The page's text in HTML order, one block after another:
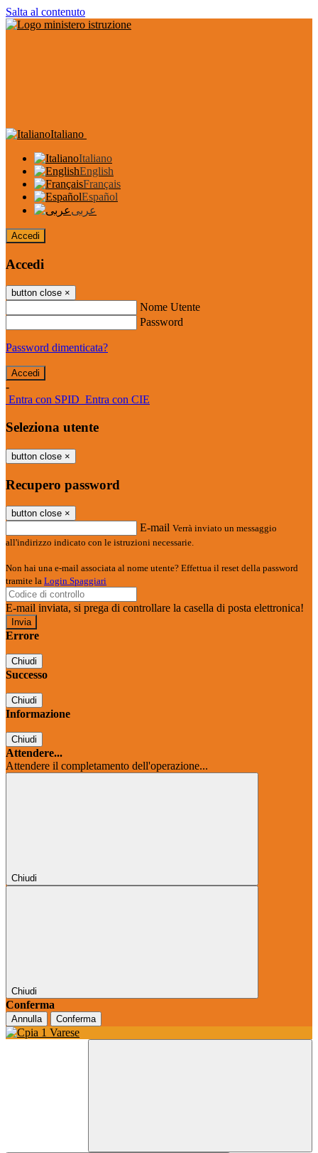
Salta al contenuto
Italiano
Italiano
English
Français
Español
عربى
Accedi
Accedi
button close ×
Nome Utente
Password
Password dimenticata?
-
Entra con SPID Entra con CIE
Seleziona utente
button close ×
Recupero password
button close ×
E-mail Verrà inviato un messaggio
all'indirizzo indicato con le istruzioni necessarie.
Non hai una e-mail associata al nome utente? Effettua il reset della password
tramite la Login Spaggiari
E-mail inviata, si prega di controllare la casella di posta elettronica!
Errore
Chiudi
Successo
Chiudi
Informazione
Chiudi
Attendere...
Attendere il completamento dell'operazione...
Chiudi
Chiudi
Conferma
Annulla Conferma